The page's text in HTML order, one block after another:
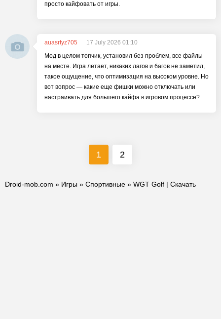
просто кайфовать от игры.
auasrtyz705
17 July 2026 01:10
Мод в целом топчик, установил без проблем, все файлы
на месте. Игра летает, никаких лагов и багов не заметил,
такое ощущение, что оптимизация на высоком уровне. Но
вот вопрос — какие еще фишки можно отключать или
настраивать для большего кайфа в игровом процессе?
1 2
Droid-mob.com » Игры » Спортивные » WGT Golf | Скачать